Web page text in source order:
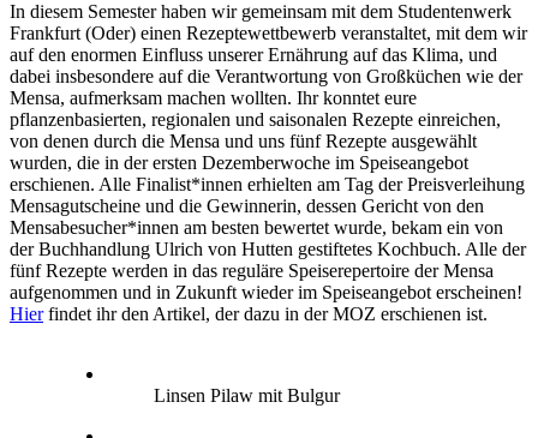
In diesem Semester haben wir gemeinsam mit dem Studentenwerk
Frankfurt (Oder) einen Rezeptewettbewerb veranstaltet, mit dem wir
auf den enormen Einfluss unserer Ernährung auf das Klima, und
dabei insbesondere auf die Verantwortung von Großküchen wie der
Mensa, aufmerksam machen wollten. Ihr konntet eure
pflanzenbasierten, regionalen und saisonalen Rezepte einreichen,
von denen durch die Mensa und uns fünf Rezepte ausgewählt
wurden, die in der ersten Dezemberwoche im Speiseangebot
erschienen. Alle Finalist*innen erhielten am Tag der Preisverleihung
Mensagutscheine und die Gewinnerin, dessen Gericht von den
Mensabesucher*innen am besten bewertet wurde, bekam ein von
der Buchhandlung Ulrich von Hutten gestiftetes Kochbuch. Alle der
fünf Rezepte werden in das reguläre Speiserepertoire der Mensa
aufgenommen und in Zukunft wieder im Speiseangebot erscheinen!
Hierfindet ihr den Artikel, der dazu in der MOZ erschienen ist.
Linsen Pilaw mit Bulgur